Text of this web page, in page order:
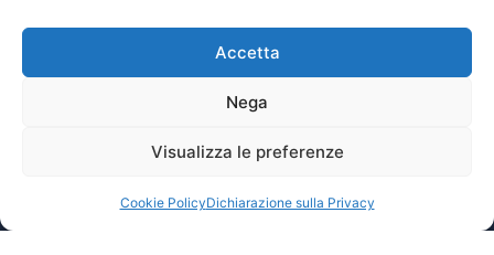
Accetta
Nega
Visualizza le preferenze
Cookie PolicyDichiarazione sulla Privacy
Tiflopedia è un sito della Federazione
Nazionale delle Istituzioni Pro Ciechi
Privacy
Enciclopedia multimediale delle scienze Tiflologiche